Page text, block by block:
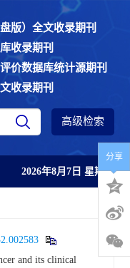
版）全文收录期刊
收录期刊
价数据库统计源期刊
收录期刊
高级检索
2026年8月7日 星期五
and its clinical
分享